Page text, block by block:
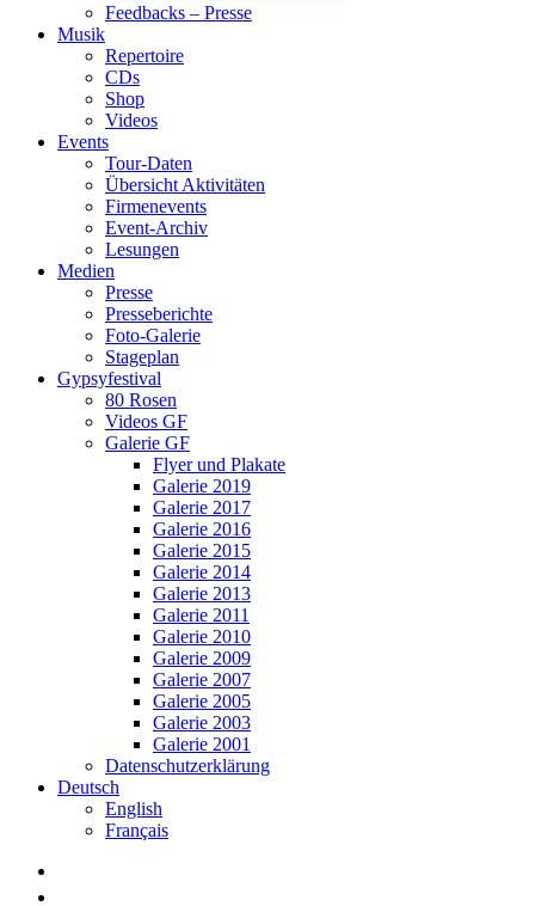
Feedbacks – Presse
Musik
Repertoire
CDs
Shop
Videos
Events
Tour-Daten
Übersicht Aktivitäten
Firmenevents
Event-Archiv
Lesungen
Medien
Presse
Presseberichte
Foto-Galerie
Stageplan
Gypsyfestival
80 Rosen
Videos GF
Galerie GF
Flyer und Plakate
Galerie 2019
Galerie 2017
Galerie 2016
Galerie 2015
Galerie 2014
Galerie 2013
Galerie 2011
Galerie 2010
Galerie 2009
Galerie 2007
Galerie 2005
Galerie 2003
Galerie 2001
Datenschutzerklärung
Deutsch
English
Français